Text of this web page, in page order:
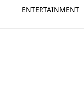
ENTERTAINMENT